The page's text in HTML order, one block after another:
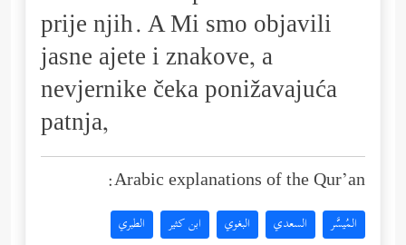
prije njih. A Mi smo objavili
jasne ajete i znakove, a
nevjernike čeka ponižavajuća
patnja,
Arabic explanations of the Qur’an:
المُيسَّر السعدي البغوي ابن كثير الطبري